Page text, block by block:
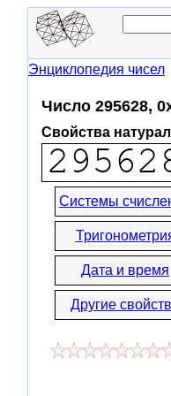
Энциклопедия чисел
Число 295628,
Свойства
Системы
Дата и время
Другие